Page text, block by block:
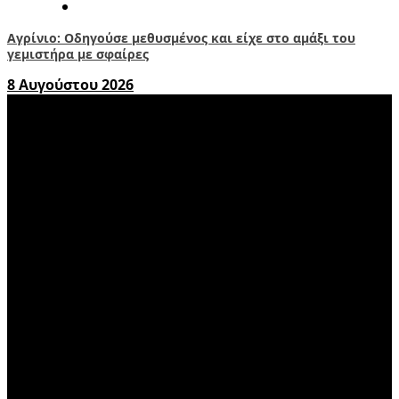
Αγρίνιο: Οδηγούσε μεθυσμένος και είχε στο αμάξι του
γεμιστήρα με σφαίρες
8 Αυγούστου 2026